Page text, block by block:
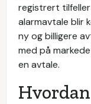
registrert
alarmavtale blir
ny og billigere
med på
en avtale.